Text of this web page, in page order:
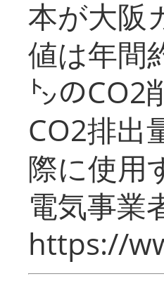
本が大阪
値は年間
㌧のCO2
CO2排出
際に使用
電気事業
https://